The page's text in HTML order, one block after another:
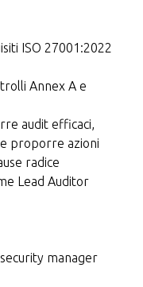
ISO 27001:2022
Annex A e
audit efficaci,
proporre azioni
radice
Lead Auditor
manager